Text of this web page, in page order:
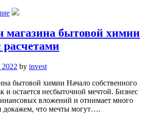
магазина бытовой химии
2022 by invest
бытовой химии Начало собственного
и остается несбыточной мечтой. Бизнес
вложений и отнимает много
что мечты могут….